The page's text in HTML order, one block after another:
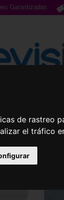
de rastreo
el tráfico
Garantizadas
de Sol